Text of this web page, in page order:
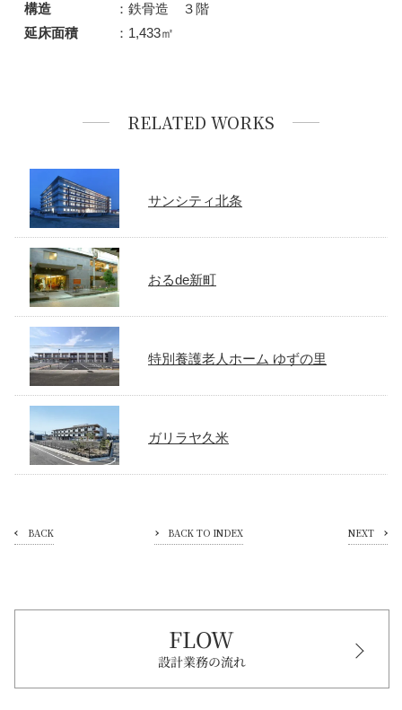
構造
：鉄骨造 ３階
延床面積
：1,433㎡
RELATED WORKS
サンシティ北条
おるde新町
特別養護老人ホーム ゆずの里
ガリラヤ久米
BACK BACK TO INDEX NEXT
FLOW
設計業務の流れ